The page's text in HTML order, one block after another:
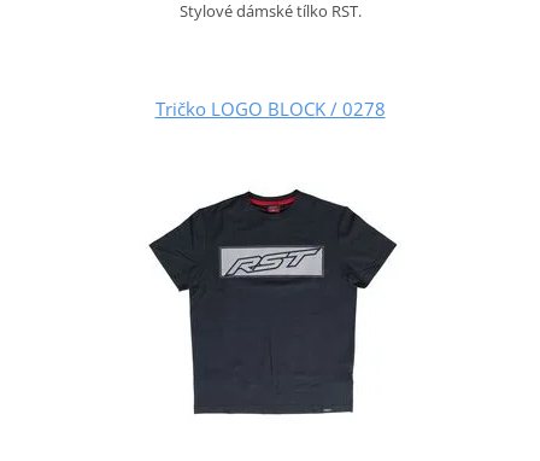
Stylové dámské tílko RST.
Tričko LOGO BLOCK / 0278